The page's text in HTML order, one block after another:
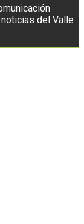
del Valle